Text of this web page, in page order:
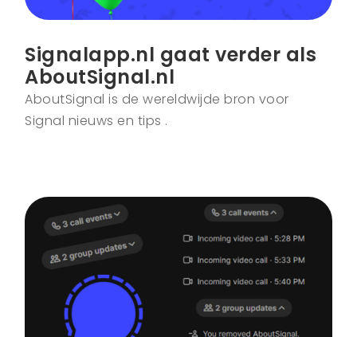
Signalapp.nl gaat verder als
AboutSignal.nl
AboutSignal is de wereldwijde bron voor
Signal nieuws en tips .